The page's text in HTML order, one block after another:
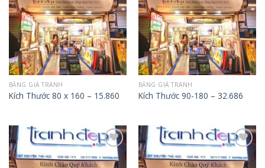
BẢNG GIÁ TRANH
Kích Thước 80 x 160 – 15.860
BẢNG GIÁ TRANH
Kích Thước 90-180 – 32.686
Add to
Wishlist
Add to
Wishlist